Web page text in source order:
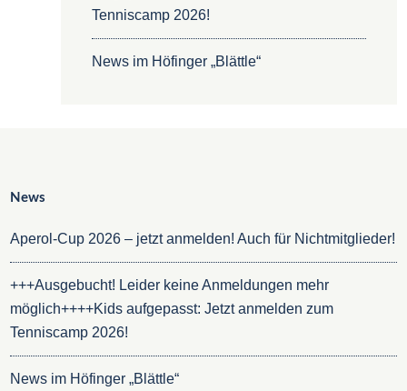
Tenniscamp 2026!
News im Höfinger „Blättle“
News
Aperol-Cup 2026 – jetzt anmelden! Auch für Nichtmitglieder!
+++Ausgebucht! Leider keine Anmeldungen mehr
möglich++++Kids aufgepasst: Jetzt anmelden zum
Tenniscamp 2026!
News im Höfinger „Blättle“